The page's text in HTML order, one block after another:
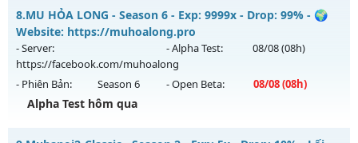
Kiểu reset: Non Reset
Thể loại: Mu Nguyên bản Webzen
Antihack: XShield
MUHN2003 - không web shop cày chay
Mu mới ra tháng 08 2026 - Mở máy chủ
05/08/2626
Exp: 9999x - Drop: 50%
Kiểu reset: Reset In Game
8.MU HỎA LONG - Season 6 - Exp: 9999x - Drop: 99% - 🌍
Website: https://muhoalong.pro
- Server:
https://facebook.com/muhoalong
- Alpha Test: 08/08(08h)
- Phiên Bản: Season 6 - Open Beta: 08/08(08h)
Alpha Test hôm qua
MU HỎA LONG - 🌍 Website: https://muhoalong.pro